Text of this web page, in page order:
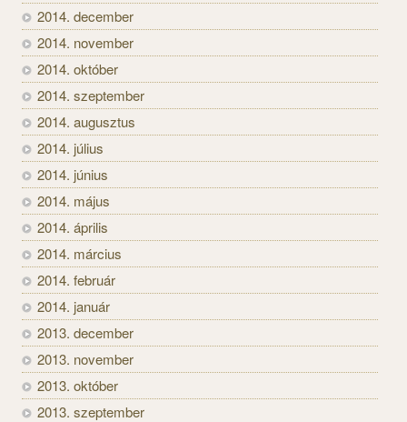
2014. december
2014. november
2014. október
2014. szeptember
2014. augusztus
2014. július
2014. június
2014. május
2014. április
2014. március
2014. február
2014. január
2013. december
2013. november
2013. október
2013. szeptember